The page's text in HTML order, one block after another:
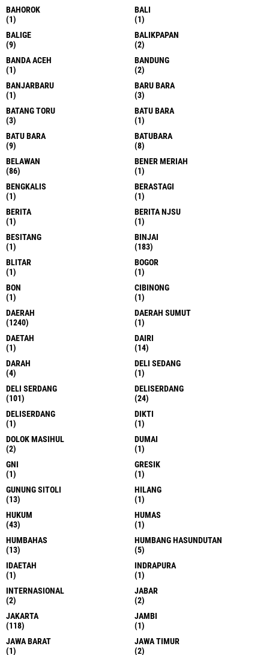
BAHOROK
(1)
BALI
(1)
BALIGE
(9)
BALIKPAPAN
(2)
BANDA ACEH
(1)
BANDUNG
(2)
BANJARBARU
(1)
BARU BARA
(3)
BATANG TORU
(3)
BATU BARA
(1)
BATU BARA
(9)
BATUBARA
(8)
BELAWAN
(86)
BENER MERIAH
(1)
BENGKALIS
(1)
BERASTAGI
(1)
BERITA
(1)
BERITA NJSU
(1)
BESITANG
(1)
BINJAI
(183)
BLITAR
(1)
BOGOR
(1)
BON
(1)
CIBINONG
(1)
DAERAH
(1240)
DAERAH SUMUT
(1)
DAETAH
(1)
DAIRI
(14)
DARAH
(4)
DELI SEDANG
(1)
DELI SERDANG
(101)
DELISERDANG
(24)
DELISERDANG
(1)
DIKTI
(1)
DOLOK MASIHUL
(2)
DUMAI
(1)
GNI
(1)
GRESIK
(1)
GUNUNG SITOLI
(13)
HILANG
(1)
HUKUM
(43)
HUMAS
(1)
HUMBAHAS
(13)
HUMBANG HASUNDUTAN
(5)
IDAETAH
(1)
INDRAPURA
(1)
INTERNASIONAL
(2)
JABAR
(2)
JAKARTA
(118)
JAMBI
(1)
JAWA BARAT
(1)
JAWA TIMUR
(2)